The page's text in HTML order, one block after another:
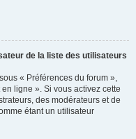
de la liste des utilisateurs
« Préférences du forum »,
ligne ». Si vous activez cette
des modérateurs et de
étant un utilisateur